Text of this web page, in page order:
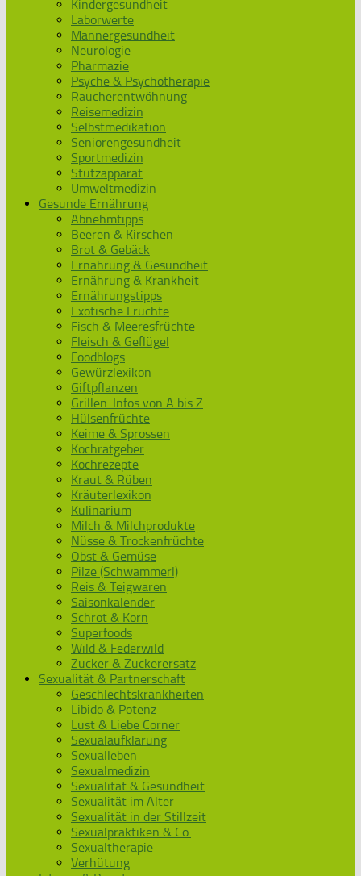
Kindergesundheit
Laborwerte
Männergesundheit
Neurologie
Pharmazie
Psyche & Psychotherapie
Raucherentwöhnung
Reisemedizin
Selbstmedikation
Seniorengesundheit
Sportmedizin
Stützapparat
Umweltmedizin
Gesunde Ernährung
Abnehmtipps
Beeren & Kirschen
Brot & Gebäck
Ernährung & Gesundheit
Ernährung & Krankheit
Ernährungstipps
Exotische Früchte
Fisch & Meeresfrüchte
Fleisch & Geflügel
Foodblogs
Gewürzlexikon
Giftpflanzen
Grillen: Infos von A bis Z
Hülsenfrüchte
Keime & Sprossen
Kochratgeber
Kochrezepte
Kraut & Rüben
Kräuterlexikon
Kulinarium
Milch & Milchprodukte
Nüsse & Trockenfrüchte
Obst & Gemüse
Pilze (Schwammerl)
Reis & Teigwaren
Saisonkalender
Schrot & Korn
Superfoods
Wild & Federwild
Zucker & Zuckerersatz
Sexualität & Partnerschaft
Geschlechtskrankheiten
Libido & Potenz
Lust & Liebe Corner
Sexualaufklärung
Sexualleben
Sexualmedizin
Sexualität & Gesundheit
Sexualität im Alter
Sexualität in der Stillzeit
Sexualpraktiken & Co.
Sexualtherapie
Verhütung